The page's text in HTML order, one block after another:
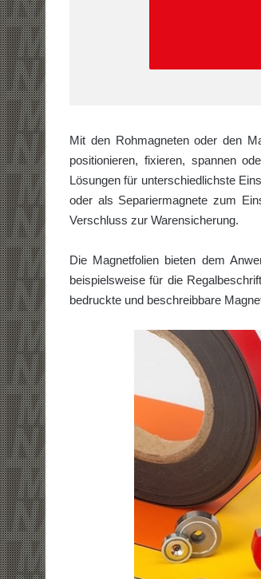
Mit den Rohmagneten oder den
positionieren, fixieren, spannen
Lösungen für unterschiedlichste
oder als Separiermagnete zum
Verschluss zur Warensicherung.
Die Magnetfolien bieten dem
beispielsweise für die
bedruckte und beschreibbare